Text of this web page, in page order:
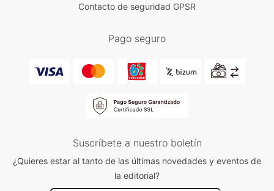
Contacto de seguridad GPSR
Pago seguro
Suscríbete a nuestro boletín
¿Quieres estar al tanto de las últimas novedades y eventos de
la editorial?